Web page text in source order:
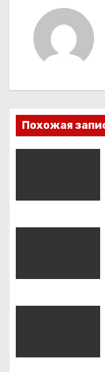
п
о
з
п
и
я
Похожая